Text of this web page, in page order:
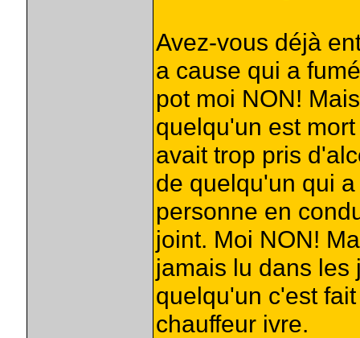
Avez-vous déjà
a cause qui a
pot moi NON!
quelqu'un est
avait trop pris
de quelqu'un qui
personne en
joint. Moi NON!
jamais lu dans les
quelqu'un c'est
chauffeur ivre.